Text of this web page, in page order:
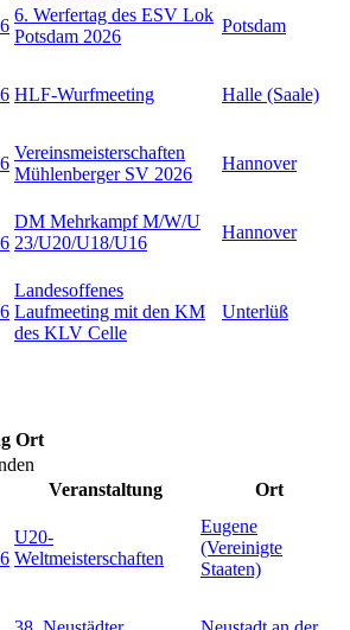
6. Werfertag des ESV Lok
Potsdam 2026
Potsdam
HLF-Wurfmeeting Halle (Saale)
Vereinsmeisterschaften
Mühlenberger SV 2026
Hannover
DM Mehrkampf M/W/U
23/U20/U18/U16
Hannover
Landesoffenes
Laufmeeting mit den KM
des KLV Celle
Unterlüß
Ort
Veranstaltung Ort
U20-
Weltmeisterschaften
Eugene
(Vereinigte
Staaten)